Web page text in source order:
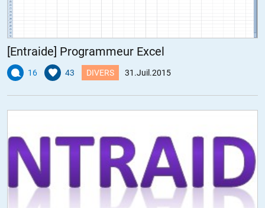
[Entraide] Programmeur Excel
16 43 DIVERS 31.Juil.2015